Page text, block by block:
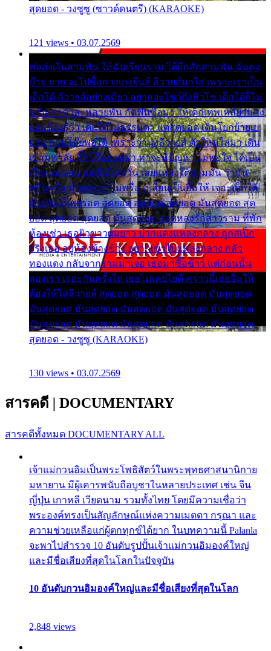
สุดยอด - วงซูซู (ซาวด์ดนตรี) (KARAOKE)
121 views • 03.07.2569
พ่อส่งเงินสามพัน ให้ฉันเรียนราม ได้อีกสักสามพัน ฉันคง
บ๊าย บาย จะไปซื้อกางเกงยีนส์ ลีวายส์มาใส่ เพราะเราเป็น
เด็กใต้ ลีวายส์อย่างเดียว อยากจะโชว์ถึงหิวโซ เด็กใต้ก็ไม่
หวั่น ตกตัวละหลายพัน กัดฟันซื้อมา ให้เด็กเทพเหลียวมอง
และต้องรู้ว่า เด็กใต้ไม่ธรรมดา แต่สุดยอด เดินโยกย้ายเย
ยวน กวนโอ๊ยพอได้ เพราะว่านุ่งลีวายส์ ตัวใหม่ใส่มา เดิน
เข้ามหาลัย จิ๊กโก๊มองหน้า ท่าจะมีปัญหา ไม่พอใจ ได้เป็น
เรื่องแน่นอน แต่ฉันไม่หวั่น เลยแหลงใต้ถามมัน ว่ามัน
พรั่นพรือ มันตอบว่าไม่พรื่อ เปลี่ยนเป็นยิ้มให้ เจอะเด็กใต้
ด้วยกัน ก็เลยรอด สุดยอด สุดยอด สุดยอด มันสุดยอด สุด
ยอด สุดยอด สุดยอด มันสุดยอด แอบหลงรักสาวราม ที่พัก
ห้องเช่า เธอผิวขาวผมยาว ปากแดงแหลงกลาง ถูกสเป็ก
จริงเธอ อยู่ห้องข้างข้าง อยากเข้าไปแหลงกลาง กลัว
ทองแดง กลับจากรามมาเจอ เธอมาซื้อข้าว แต่ก่อนนั้น
สองเรา เจอะกันครั้งใด เธอไม่เคยไยดี คราวนี้เธอยิ้มให้
ต้องให้ใส่ลีวายส์ สุดยอด สุดยอด มันสุดยอด มันสุดยอด
มันสุดยอด มันสุดยอด มันสุดยอด มันสุดยอด มันสุดยอด
มันสุดยอด มันสุดยอด มันสุดยอด มันสุดยอด มันสุดยอด
สุดยอด - วงซูซู (KARAOKE)
130 views • 03.07.2569
สารคดี | DOCUMENTARY
สารคดีทั้งหมด DOCUMENTARY ALL
เจ้าแม่กวนอิมเป็นพระโพธิสัตว์ในพระพุทธศาสนานิกาย
มหายาน มีผู้เคารพนับถือบูชาในหลายประเทศ เช่น จีน
ญี่ปุ่น เกาหลี เวียดนาม รวมทั้งไทย โดยมีความเชื่อว่า
พระองค์ทรงเป็นสัญลักษณ์แห่งความเมตตา กรุณา และ
ความช่วยเหลือแก่ผู้ตกทุกข์ได้ยาก ในบทความนี้ Palanla
จะพาไปสำรวจ 10 อันดับรูปปั้นเจ้าแม่กวนอิมองค์ใหญ่
และมีชื่อเสียงที่สุดในโลกในปัจจุบัน
10 อันดับกวนอิมองค์ใหญ่และมีชื่อเสียงที่สุดในโลก
2,848 views